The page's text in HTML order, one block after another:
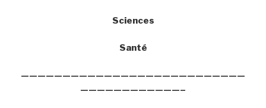
Sciences
Santé
———————————————————————————
————————————–